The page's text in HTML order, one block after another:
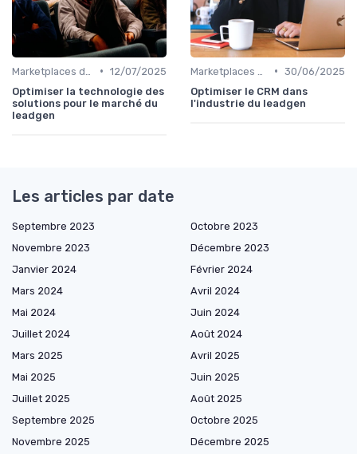
• 12/07/2025
Optimiser la technologie des
solutions pour le marché du
leadgen
• 30/06/2025
Optimiser le CRM dans
l'industrie du leadgen
Les articles par date
Septembre 2023
Octobre 2023
Novembre 2023
Décembre 2023
Janvier 2024
Février 2024
Mars 2024
Avril 2024
Mai 2024
Juin 2024
Juillet 2024
Août 2024
Mars 2025
Avril 2025
Mai 2025
Juin 2025
Juillet 2025
Août 2025
Septembre 2025
Octobre 2025
Novembre 2025
Décembre 2025